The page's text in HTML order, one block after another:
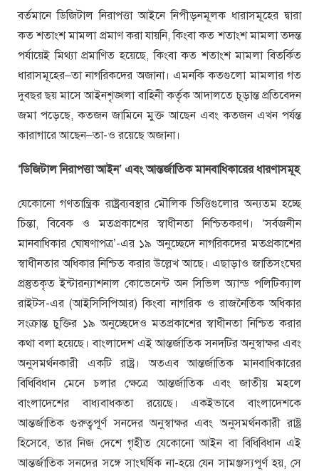
বর্তমানে ডিজিটাল নিরাপত্তা আইনে নিপীড়নমূলক ধারাসমূহের দ্বারা
কত শতাংশ মামলা প্রমাণ করা যায়নি, কিংবা কত শতাংশ মামলা তদন্ত
পর্যায়েই মিথ্যা প্রমাণিত হয়েছে, কিংবা কত শতাংশ মামলা বিতর্কিত
ধারাসমূহের–তা নাগরিকদের অজানা। এমনকি কতগুলো মামলার গত
দুবছর ছয় মাসে আইনশৃঙ্খলা বাহিনী কর্তৃক আদালতে চূড়ান্ত প্রতিবেদন
জমা পড়েছে, কতজন জামিনে মুক্ত আছেন এবং কতজন এখন পর্যন্ত
কারাগারে আছেন–তা-ও রয়েছে অজানা।
‘ডিজিটাল নিরাপত্তা আইন’ এবং আন্তর্জাতিক মানবাধিকারের ধারণাসমূহ
যেকোনো গণতান্ত্রিক রাষ্ট্রব্যবস্থার মৌলিক ভিত্তিগুলোর অন্যতম হচ্ছে
চিন্তা, বিবেক ও মতপ্রকাশের স্বাধীনতা নিশ্চিতকরণ। ‘সর্বজনীন
মানবাধিকার ঘোষণাপত্র’-এর ১৯ অনুচ্ছেদে নাগরিকদের মতপ্রকাশের
স্বাধীনতার অধিকার নিশ্চিত করার উল্লেখ আছে। এছাড়াও জাতিসংঘের
প্রস্তুতকৃত ইন্টারন্যাশনাল কোভেনেন্ট অন সিভিল অ্যান্ড পলিটিক্যাল
রাইটস-এর (আইসিসিপিআর) কিংবা নাগরিক ও রাজনৈতিক অধিকার
সংক্রান্ত চুক্তির ১৯ অনুচ্ছেদেও মতপ্রকাশের স্বাধীনতা নিশ্চিত করার
কথা বলা হয়েছে। বাংলাদেশ এই আন্তর্জাতিক সনদটির অনুস্বাক্ষর এবং
অনুসমর্থনকারী একটি রাষ্ট্র। অতএব আন্তর্জাতিক মানবাধিকারের
বিধিবিধান মেনে চলার ক্ষেত্রে আন্তর্জাতিক এবং জাতীয় মহলে
বাংলাদেশের বাধ্যবাধকতা রয়েছে। একইভাবে বাংলাদেশকে
আন্তর্জাতিক গুরুত্বপূর্ণ সনদের অনুস্বাক্ষর এবং অনুসমর্থনকারী রাষ্ট্র
হিসেবে, তার নিজ দেশে গৃহীত যেকোনো আইন বা বিধিবিধান এই
আন্তর্জাতিক সনদের সঙ্গে সাংঘর্ষিক না-হয়ে যেন সামঞ্জস্যপূর্ণ হয়, সে